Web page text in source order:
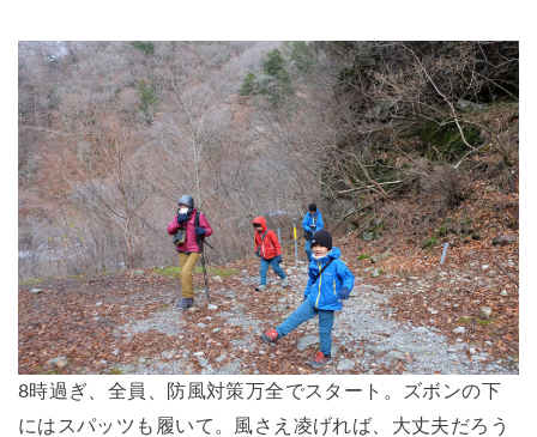
8時過ぎ、全員、防風対策万全でスタート。ズボンの下
にはスパッツも履いて。風さえ凌げれば、大丈夫だろう